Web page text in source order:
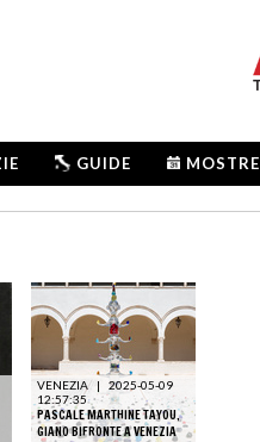
GUIDE MOSTRE
VENEZIA |
2025-05-09
12:57:35
PASCALE MARTHINE TAYOU,
GIANO BIFRONTE A VENEZIA